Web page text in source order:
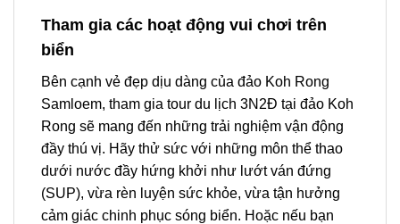
Tham gia các hoạt động vui chơi trên
biển
Bên cạnh vẻ đẹp dịu dàng của đảo Koh Rong
Samloem, tham gia tour du lịch 3N2Đ tại đảo Koh
Rong sẽ mang đến những trải nghiệm vận động
đầy thú vị. Hãy thử sức với những môn thể thao
dưới nước đầy hứng khởi như lướt ván đứng
(SUP), vừa rèn luyện sức khỏe, vừa tận hưởng
cảm giác chinh phục sóng biển. Hoặc nếu bạn